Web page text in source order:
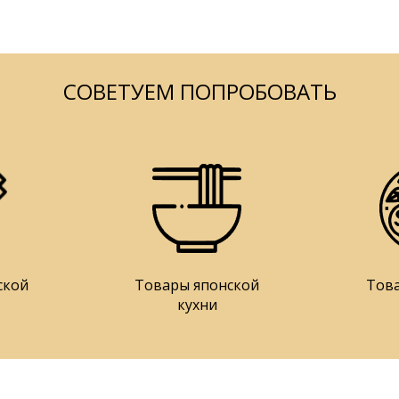
СОВЕТУЕМ ПОПРОБОВАТЬ
Товары японской
кухни